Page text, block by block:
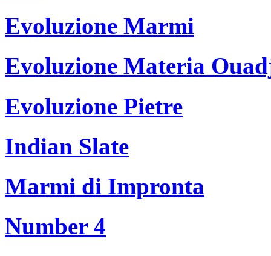
Evoluzione Marmi
Evoluzione Materia
Evoluzione Pietre
Indian Slate
Marmi di Impronta
Number 4